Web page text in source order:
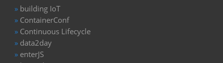
» building IoT
» ContainerConf
» Continuous Lifecycle
» data2day
» enterJS